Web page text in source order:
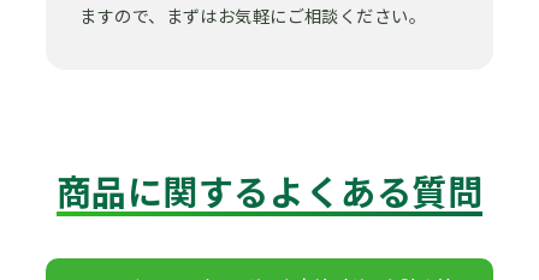
ますので、まずはお気軽にご相談ください。
商品に関するよくある質問